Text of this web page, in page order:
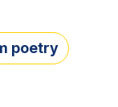
poetry